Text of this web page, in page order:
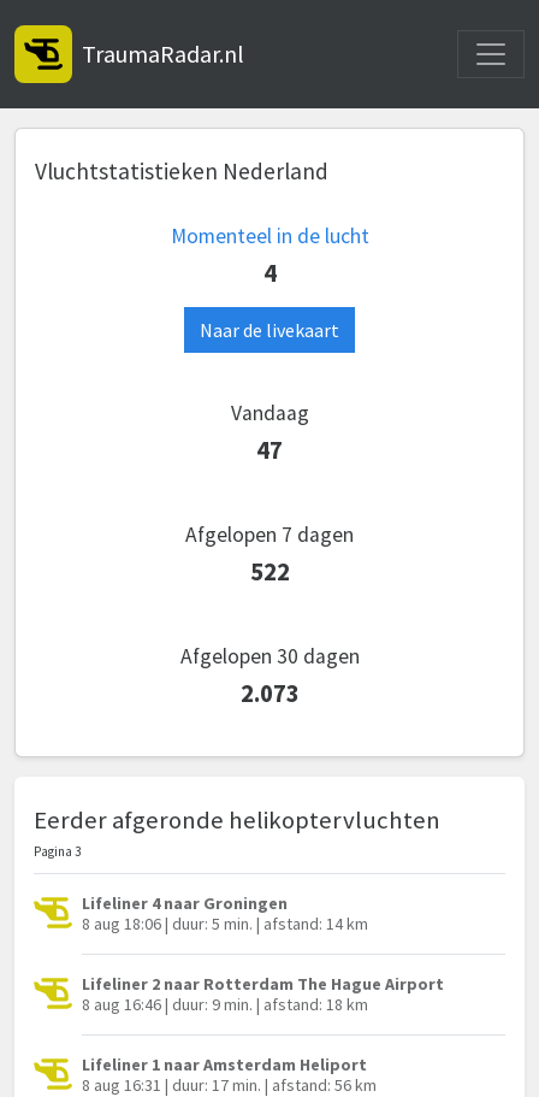
TraumaRadar.nl
Vluchtstatistieken Nederland
Momenteel in de lucht
4
Naar de livekaart
Vandaag
47
Afgelopen 7 dagen
522
Afgelopen 30 dagen
2.073
Eerder afgeronde helikoptervluchten
Pagina 3
Lifeliner 4 naar Groningen
8 aug 18:06 | duur: 5 min. | afstand: 14 km
Lifeliner 2 naar Rotterdam The Hague Airport
8 aug 16:46 | duur: 9 min. | afstand: 18 km
Lifeliner 1 naar Amsterdam Heliport
8 aug 16:31 | duur: 17 min. | afstand: 56 km